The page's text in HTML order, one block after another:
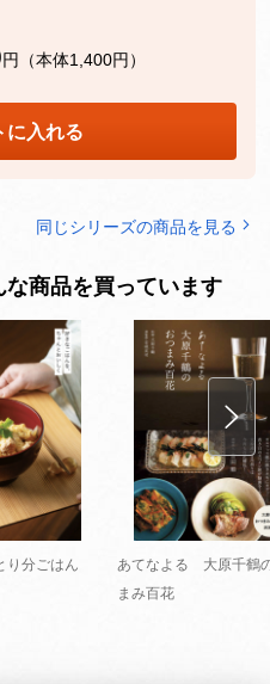
円（本体1,400円）
に入れる
同じシリーズの商品を見る
商品を買っています
り分ごはん
あてなよる 大原千鶴
まみ百花